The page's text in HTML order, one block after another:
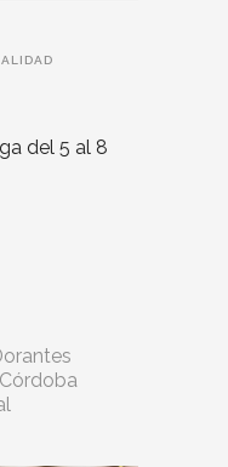
del 5 al 8